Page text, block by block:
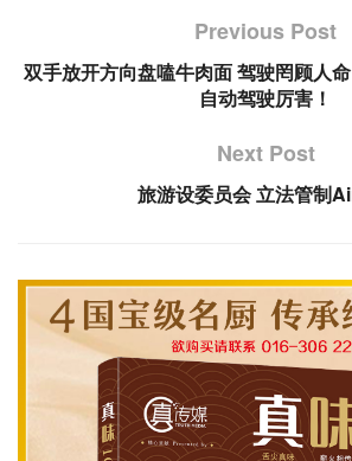
Previous Post
双手放开方向盘嗑牛肉面 驾驶罔顾人
自动驾驶厉害！
Next Post
旅游设委员会 立法管制